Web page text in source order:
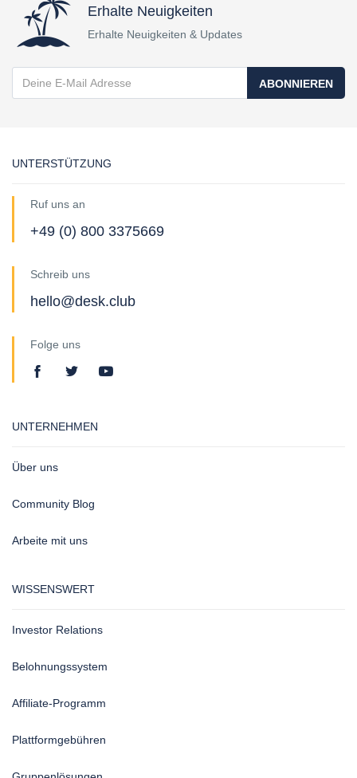
Erhalte Neuigkeiten
Erhalte Neuigkeiten & Updates
ABONNIEREN
UNTERSTÜTZUNG
Ruf uns an
+49 (0) 800 3375669
Schreib uns
hello@desk.club
Folge uns
UNTERNEHMEN
Über uns
Community Blog
Arbeite mit uns
WISSENSWERT
Investor Relations
Belohnungssystem
Affiliate-Programm
Plattformgebühren